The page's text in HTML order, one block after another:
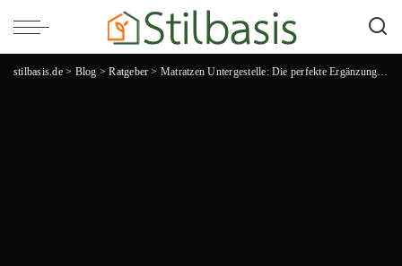
stilbasis.de> Blog >Ratgeber > Matratzen Untergestelle: Die perfekte Ergänzung für einen erholsamen Schlaf!